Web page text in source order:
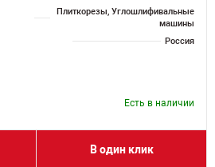
Плиткорезы, Углошлифивальные
машины
Россия
Есть в наличии
В один клик